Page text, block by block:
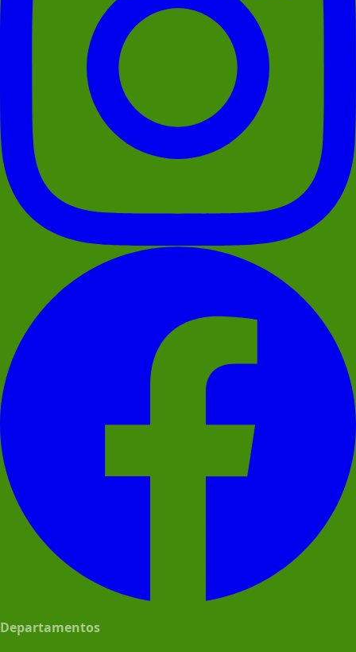
Departamentos